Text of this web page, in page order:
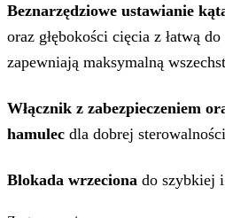
Beznarzędziowe ustawianie
oraz głębokości cięcia z łatwą
zapewniają maksymalną
Włącznik z zabezpieczeniem
hamulec dla dobrej
Blokada wrzeciona do szybkiej